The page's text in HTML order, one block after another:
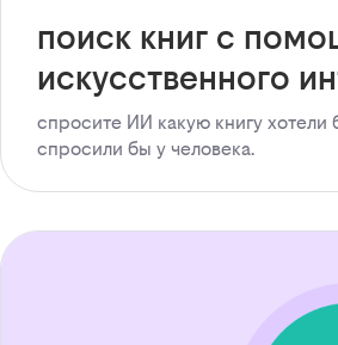
поиск книг с
искусственного
спросите ИИ какую книгу хотели
спросили бы у человека.